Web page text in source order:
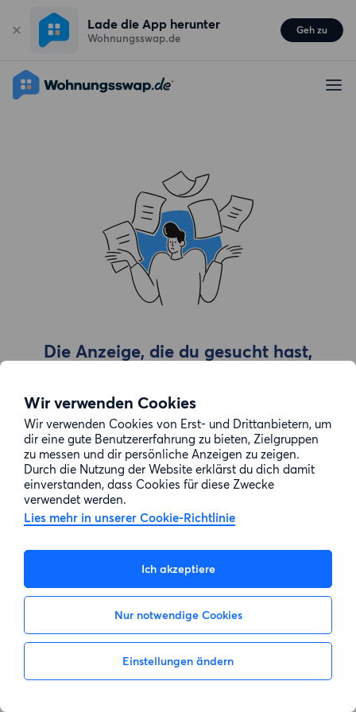
Wir verwenden Cookies
Wir verwenden Cookies von Erst- und Drittanbietern, um
dir eine gute Benutzererfahrung zu bieten, Zielgruppen
zu messen und dir persönliche Anzeigen zu zeigen.
Durch die Nutzung der Website erklärst du dich damit
einverstanden, dass Cookies für diese Zwecke
verwendet werden.
Lies mehr in unserer Cookie-Richtlinie
Ich akzeptiere
Nur notwendige Cookies
Einstellungen ändern
Lade die App herunter
Wohnungsswap.de
Geh zu
Die Anzeige, die du gesucht hast,
Zur Suche gehen